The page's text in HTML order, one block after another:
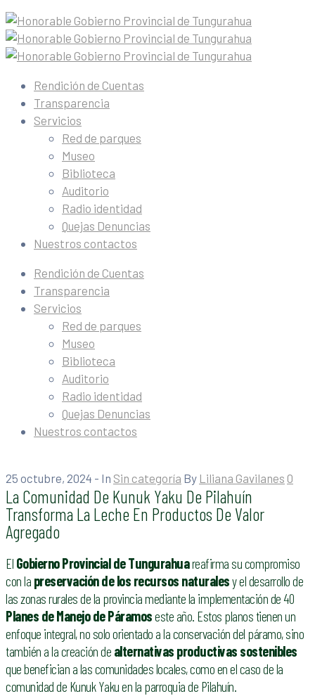
Rendición de Cuentas
Transparencia
Servicios
Red de parques
Museo
Biblioteca
Auditorio
Radio identidad
Quejas Denuncias
Nuestros contactos
Rendición de Cuentas
Transparencia
Servicios
Red de parques
Museo
Biblioteca
Auditorio
Radio identidad
Quejas Denuncias
Nuestros contactos
25 octubre, 2024 - In Sin categoría By Liliana Gavilanes 0
La Comunidad De Kunuk Yaku De Pilahuín
Transforma La Leche En Productos De Valor
Agregado
El Gobierno Provincial de Tungurahuareafirma su compromiso
con la preservación de los recursos naturalesy el desarrollo de
las zonas rurales de la provincia mediante la implementación de 40
Planes de Manejo de Páramoseste año. Estos planos tienen un
enfoque integral, no solo orientado a la conservación del páramo, sino
también a la creación de alternativas productivas sostenibles
que benefician a las comunidades locales, como en el caso de la
comunidad de Kunuk Yaku en la parroquia de Pilahuín.